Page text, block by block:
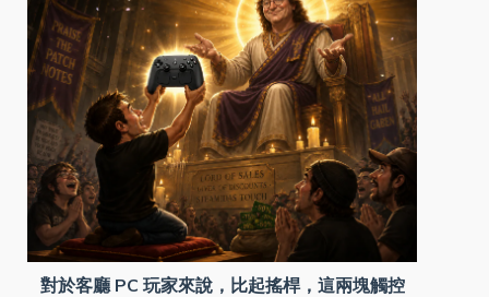
對於客廳 PC 玩家來說，比起搖桿，這兩塊觸控